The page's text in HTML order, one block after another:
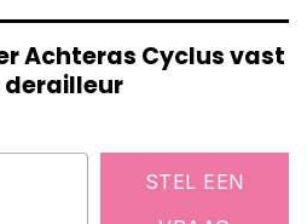
Achteras Cyclus vast
derailleur
STEL EEN